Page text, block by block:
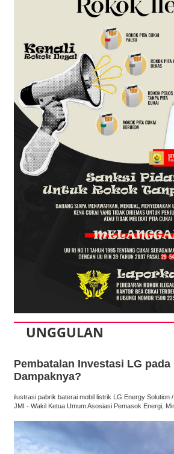
UNGGULAN
Pembatalan Investasi LG
Dampaknya?
ilustrasi pabrik baterai mobil listrik LG Energy Solution
JMI - Wakil Ketua Umum Asosiasi Pemasok Energi,